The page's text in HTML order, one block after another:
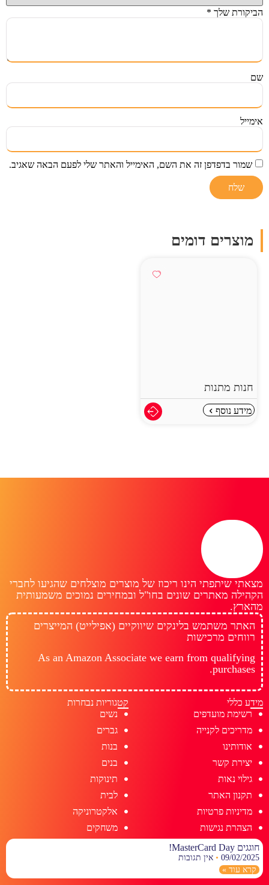
הביקורת שלך *
שם
אימייל
שמור בדפדפן זה את השם, האימייל והאתר שלי לפעם הבאה שאגיב.
מוצרים דומים
חנות מתנות
מידע נוסף
מצאתי שיתפתי הינו ריכוז של מוצרים מוצלחים שהגיעו לחברי
הקהילה מאתרים שונים בחו"ל ובמחירים נמוכים משמעותית
מהארץ.
האתר משתמש בלינקים שיווקיים (אפילייט) המייצרים
רווחים מרכישות
As an Amazon Associate we earn from qualifying
purchases.
מידע כללי
רשימת מועדפים
מדריכים לקנייה
אודותינו
יצירת קשר
גילוי נאות
תקנון האתר
מדיניות פרטיות
הצהרת נגישות
קטגוריות נבחרות
נשים
גברים
בנות
בנים
תינוקות
לבית
אלקטרוניקה
משחקים
חוגגים MasterCard Day!
09/02/2025
אין תגובות
קרא עוד »